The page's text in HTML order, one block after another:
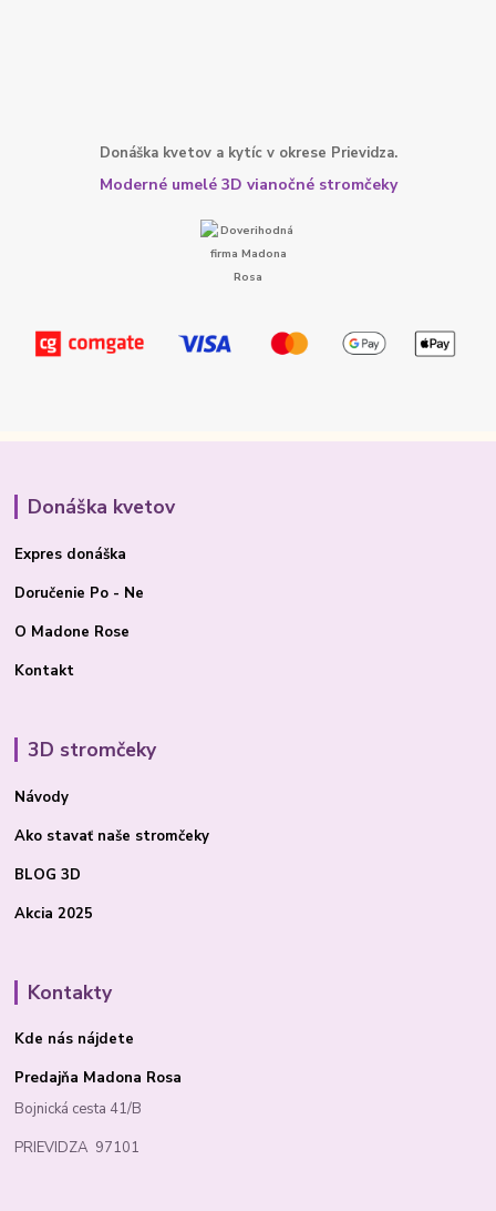
Donáška kvetov a kytíc v okrese Prievidza.
Moderné umelé 3D vianočné stromčeky
Donáška kvetov
Expres donáška
Doručenie Po - Ne
O Madone Rose
Kontakt
3D stromčeky
Návody
Ako stavať naše stromčeky
BLOG 3D
Akcia 2025
Kontakty
Kde nás nájdete
Predajňa Madona Rosa
Bojnická cesta 41/B
PRIEVIDZA 97101